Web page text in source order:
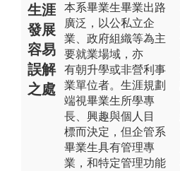
生涯
發展
容易
誤解
之處
本系畢業生畢業出路
廣泛，以公私立企
業、政府組織等為主
要就業場域，亦
有朝升學或非營利事
業單位者。生涯規劃
端視畢業生所學專
長、興趣與個人目
標而決定，但企管系
畢業生具有管理專
業，和特定管理功能